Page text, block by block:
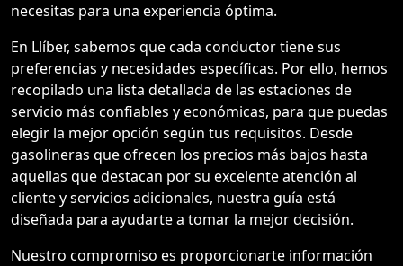
necesitas para una experiencia óptima.
En Llíber, sabemos que cada conductor tiene sus
preferencias y necesidades específicas. Por ello, hemos
recopilado una lista detallada de las estaciones de
servicio más confiables y económicas, para que puedas
elegir la mejor opción según tus requisitos. Desde
gasolineras que ofrecen los precios más bajos hasta
aquellas que destacan por su excelente atención al
cliente y servicios adicionales, nuestra guía está
diseñada para ayudarte a tomar la mejor decisión.
Nuestro compromiso es proporcionarte información